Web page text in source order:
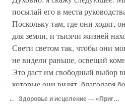
посылай его в места
Поскольку там, где они ходят,
для земли, и тысячи жизней
Свети светом так, чтобы они
не видели раньше, освещай
Это даст им свободный выбор
которые они видят, благодаря
выбора. Для того, чтобы делать
← Здоровье и исцеление — «Приглашение на Танец»